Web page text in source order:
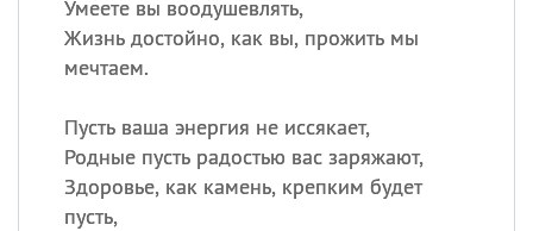
Умеете вы воодушевлять,
Жизнь достойно, как вы, прожить мы
мечтаем.
Пусть ваша энергия не иссякает,
Родные пусть радостью вас заряжают,
Здоровье, как камень, крепким будет
пусть,
09.08 День книголюбов (Book
Lovers Day)
ИМЕНА
Сегодня празднуют именины